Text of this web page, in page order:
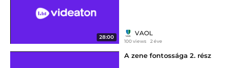
28:00
VAOL
100 views 2 éve
A zene fontossága 2. rész